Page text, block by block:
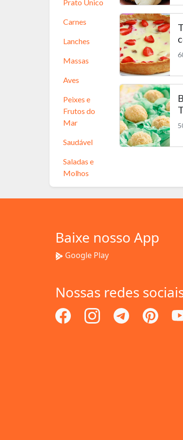
Prato Único
Carnes
Lanches
Massas
Aves
Peixes e
Frutos do
Mar
Saudável
Saladas e
Molhos
Baixe nosso App
Google Play
Nossas redes